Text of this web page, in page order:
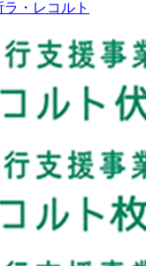
・レコルト